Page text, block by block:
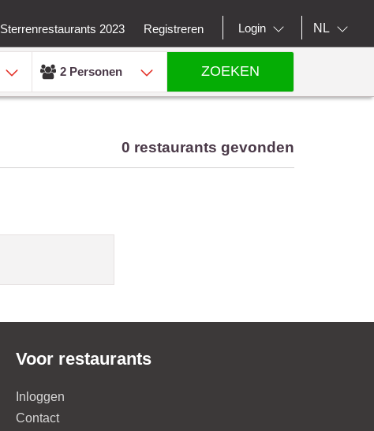
Sterrenrestaurants 2023 Registreren Login NL
2 Personen ZOEKEN
0 restaurants gevonden
Voor restaurants
Inloggen
Contact